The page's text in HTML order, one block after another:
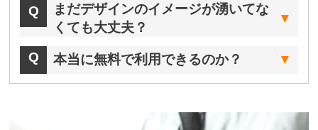
まだデザインのイメージが湧いてな
くても大丈夫？
本当に無料で利用できるのか？